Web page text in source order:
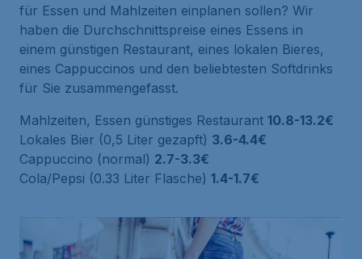
für Essen und Mahlzeiten einplanen sollen? Wir
haben die Durchschnittspreise eines Essens in
einem günstigen Restaurant, eines lokalen Bieres,
eines Cappuccinos und den beliebtesten Softdrinks
für Sie zusammengefasst.
Mahlzeiten, Essen günstiges Restaurant 10.8-13.2€
Lokales Bier (0,5 Liter gezapft) 3.6-4.4€
Cappuccino (normal) 2.7-3.3€
Cola/Pepsi (0.33 Liter Flasche) 1.4-1.7€